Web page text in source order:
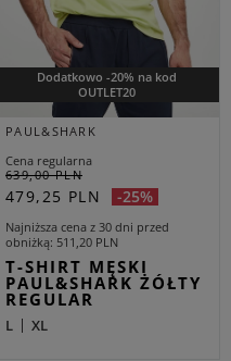
Dodatkowo -20% na kod
OUTLET20
PAUL&SHARK
Cena regularna
639,00 PLN
479,25 PLN -25%
Najniższa cena z 30 dni przed
obniżką 511,20 PLN
T-SHIRT MĘSKI
PAUL&SHARK ŻÓŁTY
REGULAR
L XL